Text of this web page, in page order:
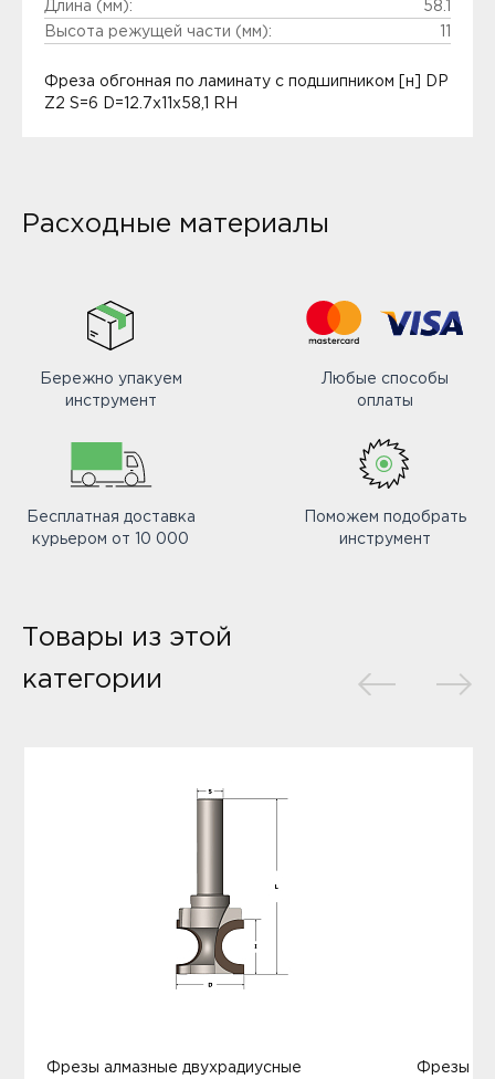
Длина (мм):
58.1
Высота режущей части (мм):
Фреза обгонная по ламинату с подшипником [н] DP
Z2 S=6 D=12.7x11x58,1 RH
Расходные материалы
Бережно упакуем
инструмент
Любые способы
оплаты
Бесплатная доставка
курьером от 10 000
Поможем подобрать
инструмент
Товары из этой
категории
Фрезы алмазные двухрадиусные
Фрезы